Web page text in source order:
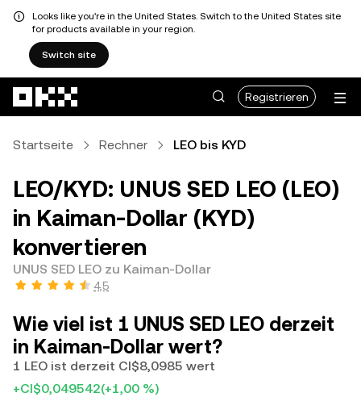
Looks like you're in the United States. Switch to the United States site
for products available in your region.
Switch site
Registrieren
Startseite Rechner LEO bis KYD
LEO/KYD: UNUS SED LEO (LEO)
in Kaiman-Dollar (KYD)
konvertieren
UNUS SED LEO zu Kaiman-Dollar
4,5
Wie viel ist 1 UNUS SED LEO derzeit
in Kaiman-Dollar wert?
1 LEO ist derzeit CI$8,0985 wert
+CI$0,049542(+1,00 %)